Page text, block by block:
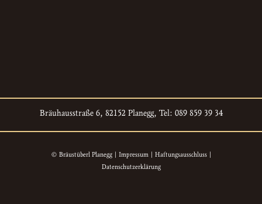
Bräuhausstraße 6, 82152 Planegg, Tel: 089 859 39 34
© Bräustüberl Planegg | Impressum| Haftungsausschluss|
Datenschutzerklärung